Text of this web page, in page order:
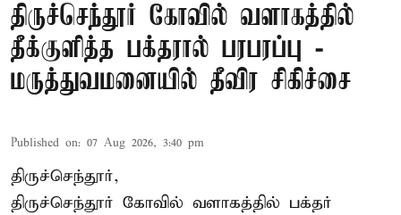
திருச்செந்தூர் கோவில் வளாகத்தில்
தீக்குளித்த பக்தரால் பரபரப்பு -
மருத்துவமனையில் தீவிர சிகிச்சை
Published on: 07 Aug 2026, 3:40 pm
திருச்செந்தூர்,
திருச்செந்தூர் கோவில் வளாகத்தில் பக்தர்